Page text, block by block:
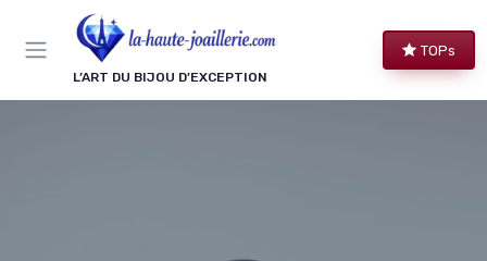
L’ART DU BIJOU D’EXCEPTION
TOPs
Panneau de gestion des cookies